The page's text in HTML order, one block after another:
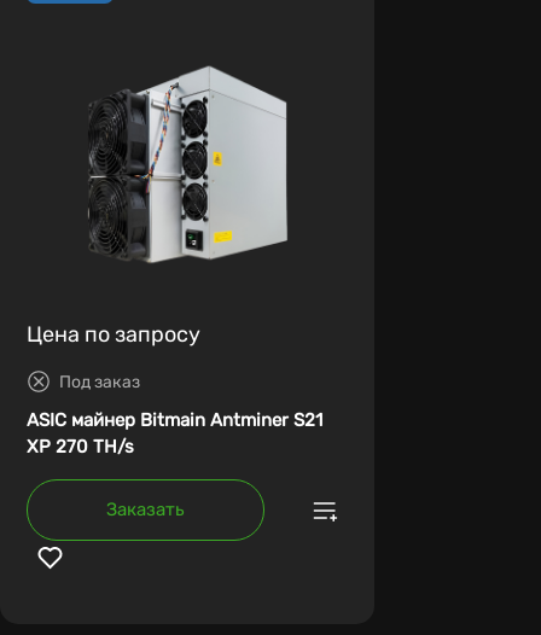
Цена по запросу
Под заказ
ASIC майнер Bitmain Antminer S21
XP 270 TH/s
Заказать